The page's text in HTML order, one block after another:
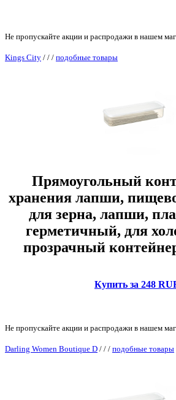
Не пропускайте акции и распродажи в нашем
Kings City / / / подобные товары
Прямоугольный
хранения лапши,
для зерна, лапши,
герметичный, для
прозрачный
Купить за 248
Не пропускайте акции и распродажи в нашем
Darling Women Boutique D / / / подобные товары